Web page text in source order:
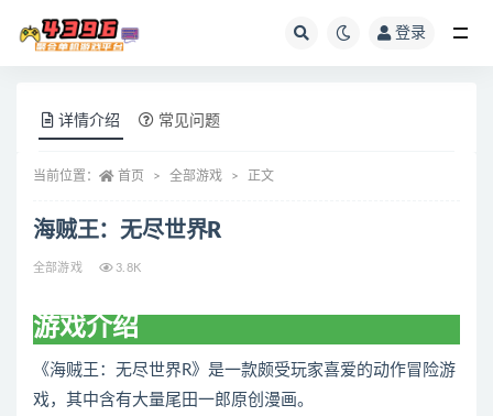
登录
详情介绍 常见问题
当前位置： 首页 全部游戏 正文
海贼王：无尽世界R
全部游戏 3.8K
游戏介绍
《海贼王：无尽世界R》是一款颇受玩家喜爱的动作冒险游
戏，其中含有大量尾田一郎原创漫画。